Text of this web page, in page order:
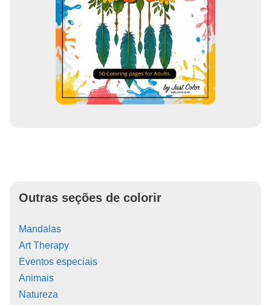
Outras seções de colorir
Mandalas
Art Therapy
Eventos especiais
Animais
Natureza